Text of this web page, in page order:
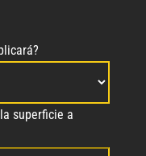
superficie a